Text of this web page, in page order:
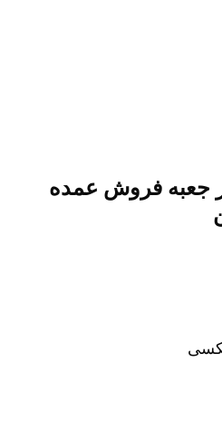
جعبه فروش عمده